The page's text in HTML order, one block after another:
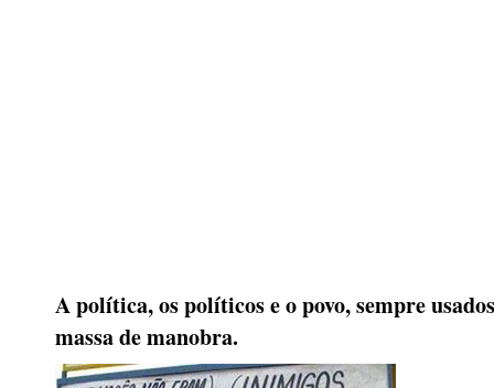
A política, os políticos e o povo, sempre
massa de manobra.